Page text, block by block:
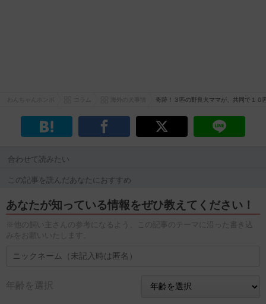
奇跡！３匹の野良犬ママが、共同で１０
合わせて読みたい
この記事を読んだあなたにおすすめ
あなたが知っている情報をぜひ教えてください！
※他の飼い主さんの参考になるよう、この記事のテーマに沿った書き込
みをお願いいたします。
年齢を選択